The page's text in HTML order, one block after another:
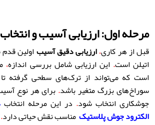
مرحله اول: ارزیابی آسیب و
قبل از هر کاری،ارزیابی دقیق آسیباولین قدم
اتیلن است. این ارزیابی شامل بررسی اندازه،
است که می‌تواند از ترک‌های سطحی گرفته
سوراخ‌های بزرگ متغیر باشد.برای هر نوع
جوشکاری انتخاب شود. در این مرحله انتخاب
الکترود جوش پلاستیکمناسب نقش حیاتی دارد.